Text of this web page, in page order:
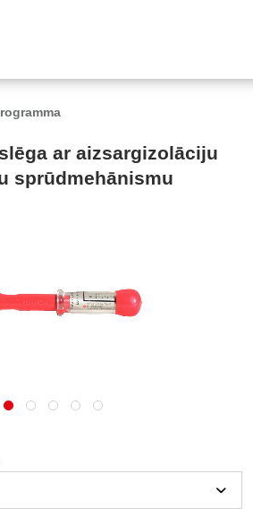
ar aizsargizolāciju
sprūdmehānismu